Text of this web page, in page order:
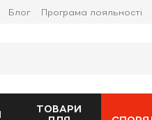
Блог Програма лояльності
ТОВАРИ